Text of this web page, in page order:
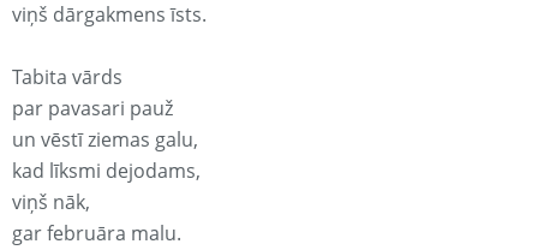
viņš dārgakmens īsts.
Tabita vārds
par pavasari pauž
un vēstī ziemas galu,
kad līksmi dejodams,
viņš nāk,
gar februāra malu.